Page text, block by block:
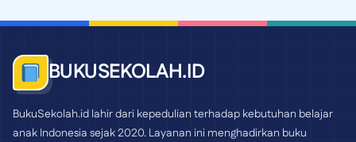
BUKUSEKOLAH.ID
BukuSekolah.id lahir dari kepedulian terhadap kebutuhan belajar
anak Indonesia sejak 2020. Layanan ini menghadirkan buku